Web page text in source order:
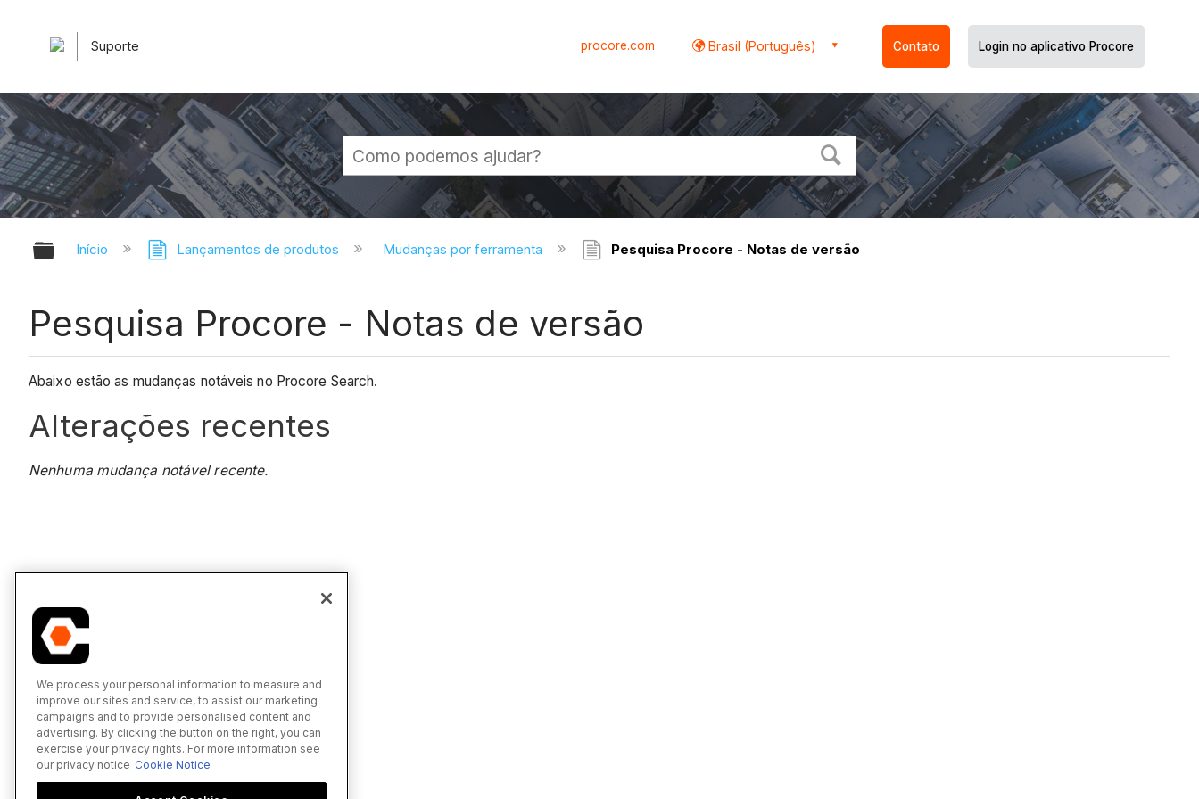
Suporte procore.com Brasil (Português) Contato Login no aplicativo Procore
Expandir/recolher hierarquia global
Início Lançamentos de produtos Mudanças por ferramenta Pesquisa Procore - Notas de versão
Pesquisa Procore - Notas de versão
Abaixo estão as mudanças notáveis ​​no Procore Search.
Alterações recentes
Nenhuma mudança notável recente.
We process your personal information to measure and
improve our sites and service, to assist our marketing
campaigns and to provide personalised content and
advertising. By clicking the button on the right, you can
exercise your privacy rights. For more information see
our privacy notice Cookie Notice